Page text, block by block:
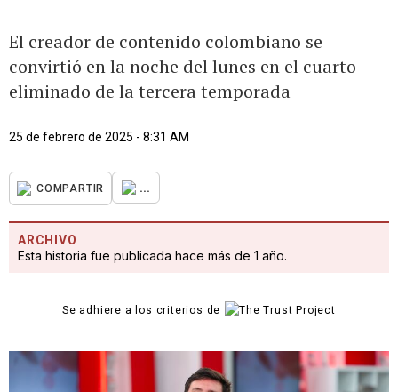
El creador de contenido colombiano se
convirtió en la noche del lunes en el cuarto
eliminado de la tercera temporada
25 de febrero de 2025 - 8:31 AM
COMPARTIR ...
ARCHIVO
Esta historia fue publicada hace más de 1 año.
Se adhiere a los criterios de